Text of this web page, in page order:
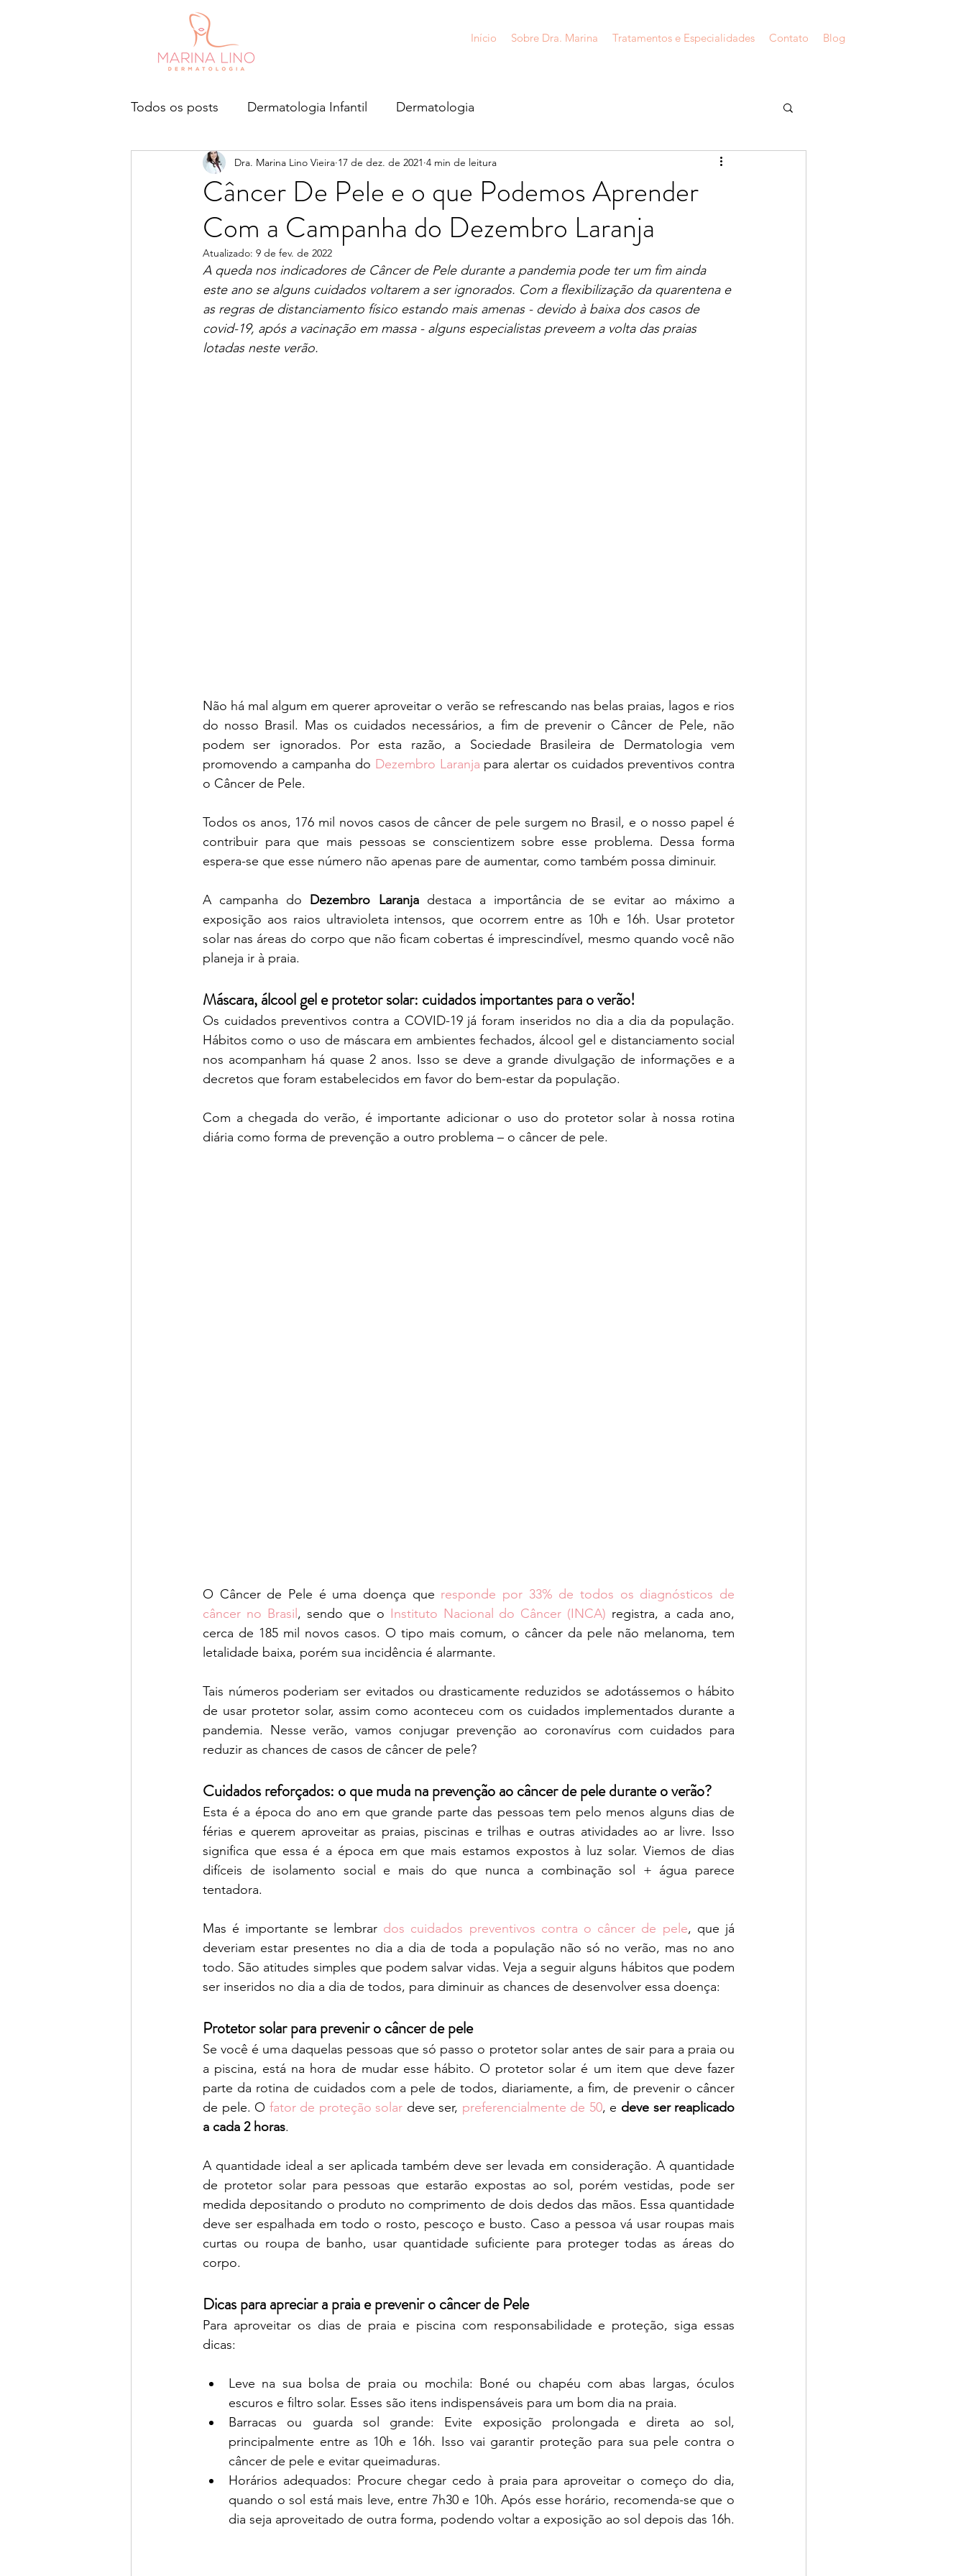
Início Sobre Dra. Marina Tratamentos e Especialidades Contato Blog
Todos os posts Dermatologia Infantil Dermatologia
Câncer De Pele e o que Podemos Aprender
Com a Campanha do Dezembro Laranja
Dra. Marina Lino Vieira 17 de dez. de 2021 4 min de leitura
Atualizado: 9 de fev. de 2022
A queda nos indicadores de Câncer de Pele durante a pandemia pode ter um fim ainda
este ano se alguns cuidados voltarem a ser ignorados. Com a flexibilização da quarentena e
as regras de distanciamento físico estando mais amenas - devido à baixa dos casos de
covid-19, após a vacinação em massa - alguns especialistas preveem a volta das praias
lotadas neste verão.
Não há mal algum em querer aproveitar o verão se refrescando nas belas praias, lagos e rios
do nosso Brasil. Mas os cuidados necessários, a fim de prevenir o Câncer de Pele, não
podem ser ignorados. Por esta razão, a Sociedade Brasileira de Dermatologia vem
promovendo a campanha do Dezembro Laranja para alertar os cuidados preventivos contra
o Câncer de Pele.
Todos os anos, 176 mil novos casos de câncer de pele surgem no Brasil, e o nosso papel é
contribuir para que mais pessoas se conscientizem sobre esse problema. Dessa forma
espera-se que esse número não apenas pare de aumentar, como também possa diminuir.
A campanha do Dezembro Laranja destaca a importância de se evitar ao máximo a
exposição aos raios ultravioleta intensos, que ocorrem entre as 10h e 16h. Usar protetor
solar nas áreas do corpo que não ficam cobertas é imprescindível, mesmo quando você não
planeja ir à praia.
Máscara, álcool gel e protetor solar: cuidados importantes para o verão!
Os cuidados preventivos contra a COVID-19 já foram inseridos no dia a dia da população.
Hábitos como o uso de máscara em ambientes fechados, álcool gel e distanciamento social
nos acompanham há quase 2 anos. Isso se deve a grande divulgação de informações e a
decretos que foram estabelecidos em favor do bem-estar da população.
Com a chegada do verão, é importante adicionar o uso do protetor solar à nossa rotina
diária como forma de prevenção a outro problema – o câncer de pele.
O Câncer de Pele é uma doença que responde por 33% de todos os diagnósticos de
câncer no Brasil , sendo que o Instituto Nacional do Câncer (INCA) registra, a cada ano,
cerca de 185 mil novos casos. O tipo mais comum, o câncer da pele não melanoma, tem
letalidade baixa, porém sua incidência é alarmante.
Tais números poderiam ser evitados ou drasticamente reduzidos se adotássemos o hábito
de usar protetor solar, assim como aconteceu com os cuidados implementados durante a
pandemia. Nesse verão, vamos conjugar prevenção ao coronavírus com cuidados para
reduzir as chances de casos de câncer de pele?
Cuidados reforçados: o que muda na prevenção ao câncer de pele durante o verão?
Esta é a época do ano em que grande parte das pessoas tem pelo menos alguns dias de
férias e querem aproveitar as praias, piscinas e trilhas e outras atividades ao ar livre. Isso
significa que essa é a época em que mais estamos expostos à luz solar. Viemos de dias
difíceis de isolamento social e mais do que nunca a combinação sol + água parece
tentadora.
Mas é importante se lembrar dos cuidados preventivos contra o câncer de pele, que já
deveriam estar presentes no dia a dia de toda a população não só no verão, mas no ano
todo. São atitudes simples que podem salvar vidas. Veja a seguir alguns hábitos que podem
ser inseridos no dia a dia de todos, para diminuir as chances de desenvolver essa doença:
Protetor solar para prevenir o câncer de pele
Se você é uma daquelas pessoas que só passo o protetor solar antes de sair para a praia ou
a piscina, está na hora de mudar esse hábito. O protetor solar é um item que deve fazer
parte da rotina de cuidados com a pele de todos, diariamente, a fim, de prevenir o câncer
de pele. O fator de proteção solar deve ser, preferencialmente de 50, e deve ser reaplicado
a cada 2 horas.
A quantidade ideal a ser aplicada também deve ser levada em consideração. A quantidade
de protetor solar para pessoas que estarão expostas ao sol, porém vestidas, pode ser
medida depositando o produto no comprimento de dois dedos das mãos. Essa quantidade
deve ser espalhada em todo o rosto, pescoço e busto. Caso a pessoa vá usar roupas mais
curtas ou roupa de banho, usar quantidade suficiente para proteger todas as áreas do
corpo.
Dicas para apreciar a praia e prevenir o câncer de Pele
Para aproveitar os dias de praia e piscina com responsabilidade e proteção, siga essas
dicas:
Leve na sua bolsa de praia ou mochila: Boné ou chapéu com abas largas, óculos
escuros e filtro solar. Esses são itens indispensáveis para um bom dia na praia.
Barracas ou guarda sol grande: Evite exposição prolongada e direta ao sol,
principalmente entre as 10h e 16h. Isso vai garantir proteção para sua pele contra o
câncer de pele e evitar queimaduras.
Horários adequados: Procure chegar cedo à praia para aproveitar o começo do dia,
quando o sol está mais leve, entre 7h30 e 10h. Após esse horário, recomenda-se que o